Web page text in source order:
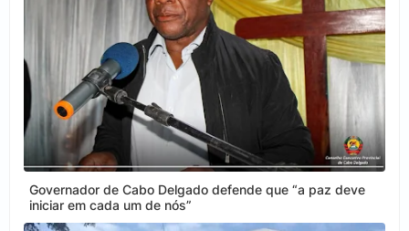
Governador de Cabo Delgado defende que “a paz deve
iniciar em cada um de nós”